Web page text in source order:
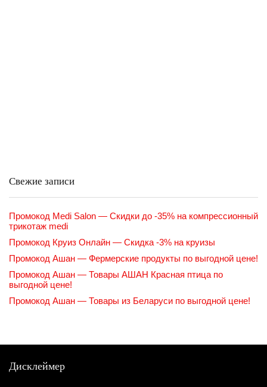
Свежие записи
Промокод Medi Salon — Скидки до -35% на компрессионный
трикотаж medi
Промокод Круиз Онлайн — Скидка -3% на круизы
Промокод Ашан — Фермерские продукты по выгодной цене!
Промокод Ашан — Товары АШАН Красная птица по
выгодной цене!
Промокод Ашан — Товары из Беларуси по выгодной цене!
Дисклеймер